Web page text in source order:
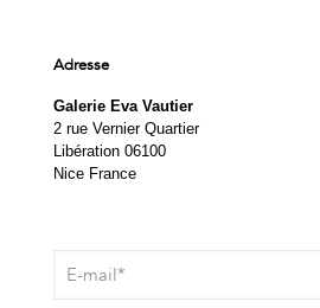
Adresse
Galerie Eva Vautier
2 rue Vernier Quartier
Libération 06100
Nice France